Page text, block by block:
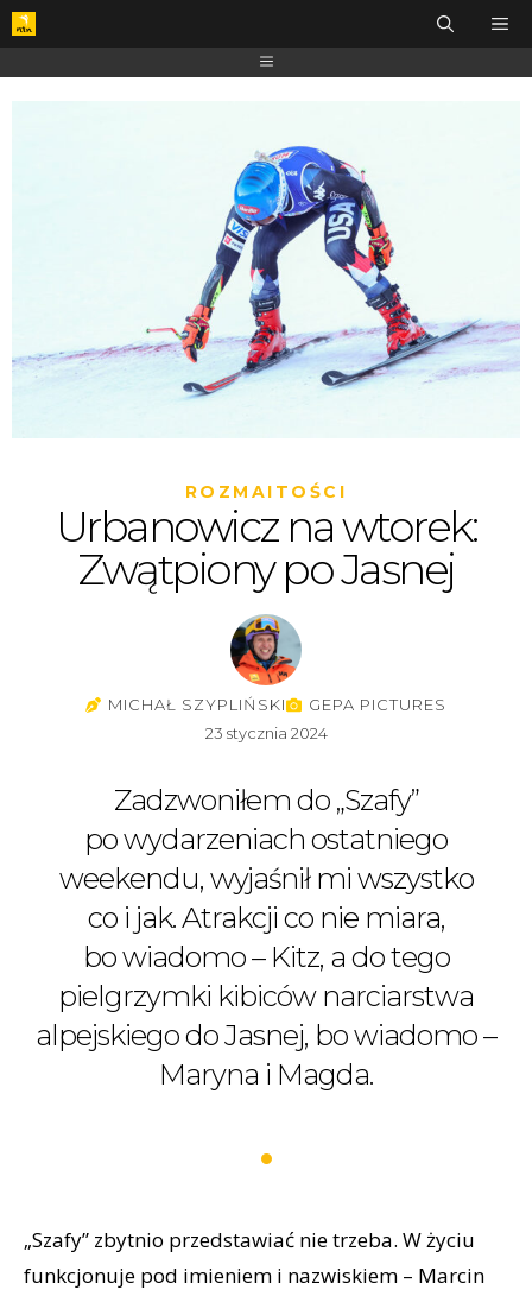
ROZMAITOŚCI
Urbanowicz na wtorek:
Zwątpiony po Jasnej
MICHAŁ SZYPLIŃSKI
GEPA PICTURES
23 stycznia 2024
Zadzwoniłem do „Szafy”
po wydarzeniach ostatniego
weekendu, wyjaśnił mi wszystko
co i jak. Atrakcji co nie miara,
bo wiadomo – Kitz, a do tego
pielgrzymki kibiców narciarstwa
alpejskiego do Jasnej, bo wiadomo –
Maryna i Magda.
„Szafy” zbytnio przedstawiać nie trzeba. W życiu
funkcjonuje pod imieniem i nazwiskiem – Marcin